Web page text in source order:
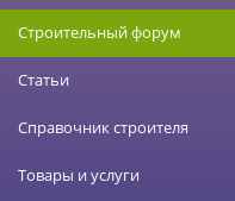
Строительный форум
Статьи
Справочник строителя
Товары и услуги